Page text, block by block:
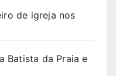
de igreja nos
Batista da Praia e